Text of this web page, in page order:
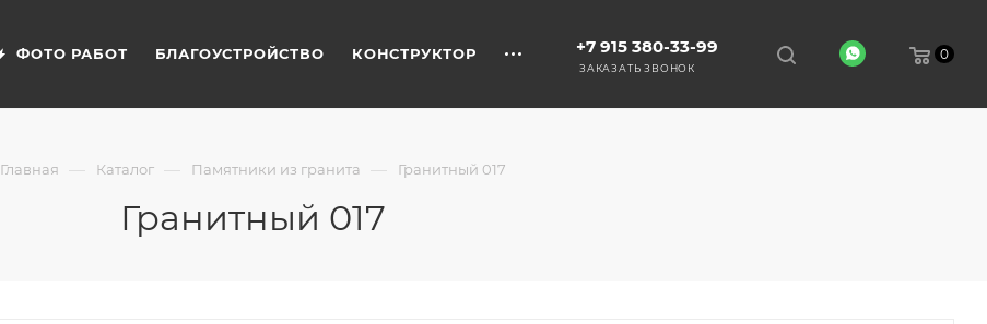
+7 915 380-33-99
ЗАКАЗАТЬ ЗВОНОК
0
ФОТО РАБОТ БЛАГОУСТРОЙСТВО КОНСТРУКТОР
Главная — Каталог — Памятники из гранита — Гранитный 017
Гранитный 017